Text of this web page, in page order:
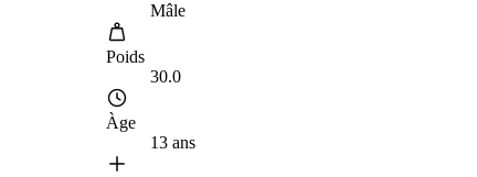
Mâle
Poids
30.0
Àge
13 ans